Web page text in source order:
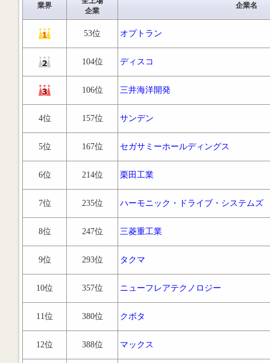
業界
企業
企業名
53位 オプトラン
104位 ディスコ
106位 三井海洋開発
4位 157位 サンデン
5位 167位 セガサミーホールディングス
6位 214位 栗田工業
7位 235位 ハーモニック・ドライブ・システムズ
8位 247位 三菱重工業
9位 293位 タクマ
10位 357位 ニューフレアテクノロジー
11位 380位 クボタ
12位 388位 マックス